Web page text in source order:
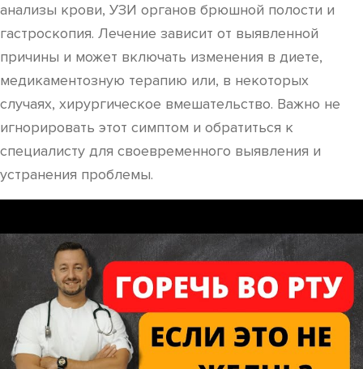
анализы крови, УЗИ органов брюшной полости и
гастроскопия. Лечение зависит от выявленной
причины и может включать изменения в диете,
медикаментозную терапию или, в некоторых
случаях, хирургическое вмешательство. Важно не
игнорировать этот симптом и обратиться к
специалисту для своевременного выявления и
устранения проблемы.